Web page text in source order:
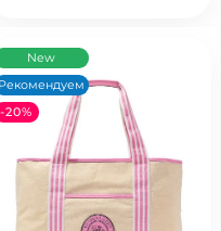
New
Рекомендуем
-20%